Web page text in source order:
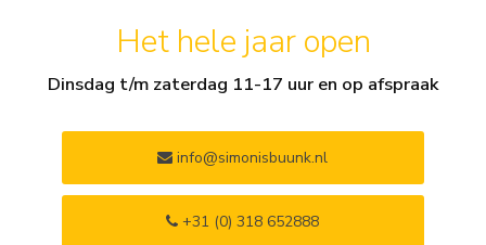
Het hele jaar open
Dinsdag t/m zaterdag 11-17 uur en op afspraak
info@simonisbuunk.nl
+31 (0) 318 652888